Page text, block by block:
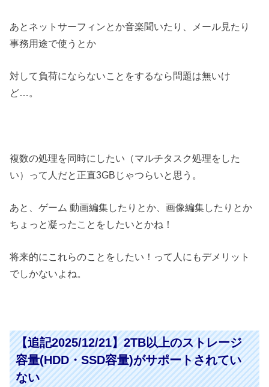
あとネットサーフィンとか音楽聞いたり、メール見たり
事務用途で使うとか
対して負荷にならないことをするなら問題は無いけ
ど…。
複数の処理を同時にしたい（マルチタスク処理をした
い）って人だと正直3GBじゃつらいと思う。
あと、ゲーム 動画編集したりとか、画像編集したりとか
ちょっと凝ったことをしたいとかね！
将来的にこれらのことをしたい！って人にもデメリット
でしかないよね。
【追記2025/12/21】2TB以上のストレージ
容量(HDD・SSD容量)がサポートされてい
ない